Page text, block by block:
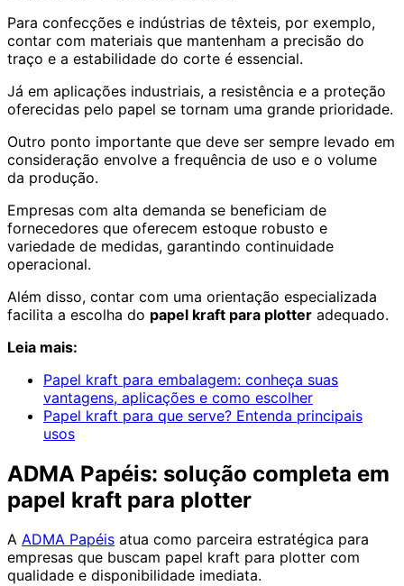
Para confecções e indústrias de têxteis, por exemplo,
contar com materiais que mantenham a precisão do
traço e a estabilidade do corte é essencial.
Já em aplicações industriais, a resistência e a proteção
oferecidas pelo papel se tornam uma grande prioridade.
Outro ponto importante que deve ser sempre levado em
consideração envolve a frequência de uso e o volume
da produção.
Empresas com alta demanda se beneficiam de
fornecedores que oferecem estoque robusto e
variedade de medidas, garantindo continuidade
operacional.
Além disso, contar com uma orientação especializada
facilita a escolha do papel kraft para plotter adequado.
Leia mais:
Papel kraft para embalagem: conheça suas
vantagens, aplicações e como escolher
Papel kraft para que serve? Entenda principais
usos
ADMA Papéis: solução completa em
papel kraft para plotter
A ADMA Papéis atua como parceira estratégica para
empresas que buscam papel kraft para plotter com
qualidade e disponibilidade imediata.